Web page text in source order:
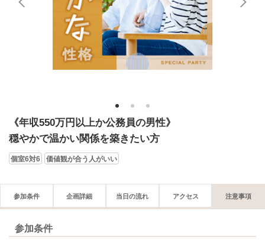
1 2 3
《年収550万円以上か公務員の男性》
穏やかで温かい関係を築きたい方
個室6対6 価値観が合う人がいい
参加条件 企画詳細 当日の流れ アクセス 注意事項
参加条件